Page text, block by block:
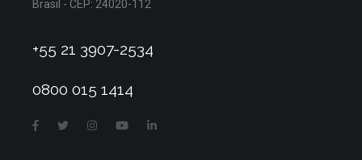
Brasil - CEP: 24020-112
+55 21 3907-2534
0800 015 1414